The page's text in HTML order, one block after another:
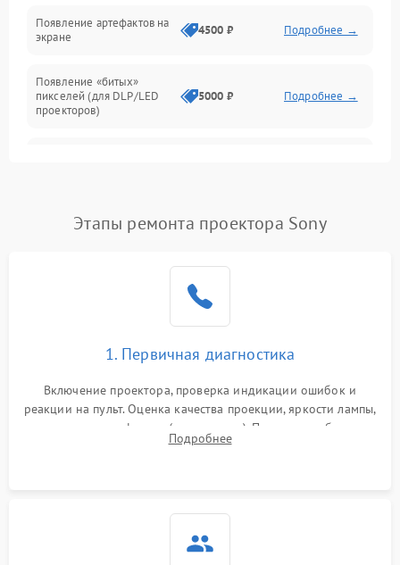
Появление артефактов на
экране
4500 ₽ Подробнее →
Появление «битых»
пикселей (для DLP/LED
проекторов)
5000 ₽ Подробнее →
Нестабильная яркость или
контраст
4000 ₽ Подробнее →
Неравномерная подсветка
автоматическая коррекция
трапеции (Keystone)
Проблемы с
масштабированием
Подробнее →
Этапы ремонта проектора Sony
1. Первичная диагностика
Включение проектора, проверка индикации ошибок и
реакции на пульт. Оценка качества проекции, яркости лампы,
наличия артефактов (точки, пятна). Проверка работы
системы охлаждения по уровню шума вентиляторов.
Подробнее